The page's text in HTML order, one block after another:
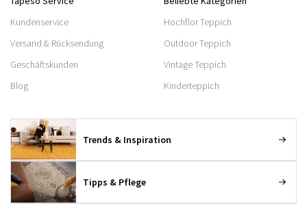
Kundenservice
Versand & Rücksendung
Geschäftskunden
Blog
Hochflor Teppich
Outdoor Teppich
Vintage Teppich
Kinderteppich
Trends & Inspiration
Tipps & Pflege